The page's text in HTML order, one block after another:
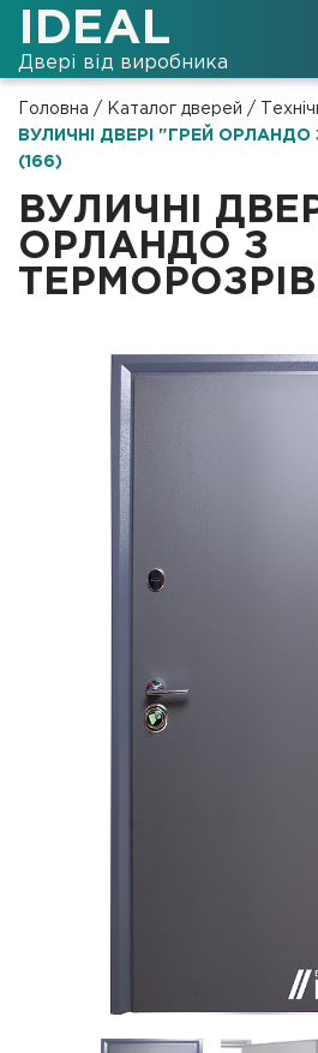
IDEAL
Двері від виробника
Головна / Каталог дверей /
ВУЛИЧНІ ДВЕРІ "ГРЕЙ
(166)
ВУЛИЧНІ
ОРЛАНДО З